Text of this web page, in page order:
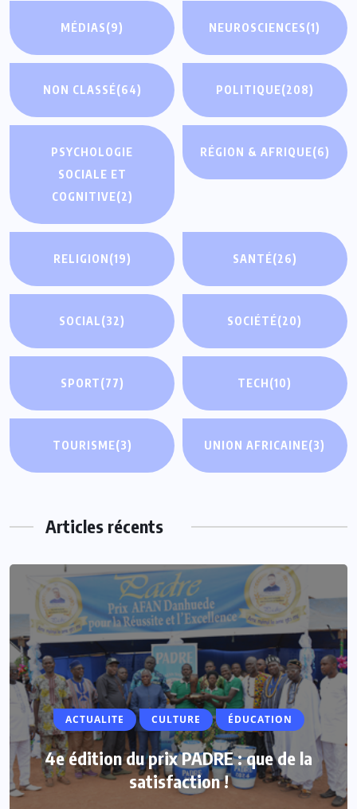
MÉDIAS(9) NEUROSCIENCES(1)
NON CLASSÉ(64) POLITIQUE(208)
PSYCHOLOGIE
SOCIALE ET
COGNITIVE(2)
RÉGION & AFRIQUE(6)
RELIGION(19) SANTÉ(26)
SOCIAL(32) SOCIÉTÉ(20)
SPORT(77) TECH(10)
TOURISME(3) UNION AFRICAINE(3)
Articles récents
ACTUALITE CULTURE ÉDUCATION
4e édition du prix PADRE : que de la
satisfaction !